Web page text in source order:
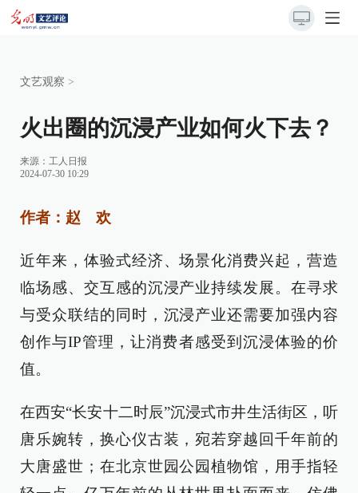
文艺观察 >
火出圈的沉浸产业如何火下去？
来源： 工人日报
2024-07-30 10:29
作者：赵 欢
近年来，体验式经济、场景化消费兴起，营造
临场感、交互感的沉浸产业持续发展。在寻求
与受众联结的同时，沉浸产业还需要加强内容
创作与IP管理，让消费者感受到沉浸体验的价
值。
在西安“长安十二时辰”沉浸式市井生活街区，听
唐乐婉转，换心仪古装，宛若穿越回千年前的
大唐盛世；在北京世园公园植物馆，用手指轻